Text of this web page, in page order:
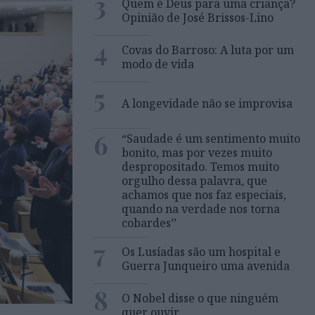
Quem é Deus para uma criança?
Opinião de José Brissos-Lino
4
Covas do Barroso: A luta por um
modo de vida
5 A longevidade não se improvisa
6
“Saudade é um sentimento muito
bonito, mas por vezes muito
despropositado. Temos muito
orgulho dessa palavra, que
achamos que nos faz especiais,
quando na verdade nos torna
cobardes’’
7
Os Lusíadas são um hospital e
Guerra Junqueiro uma avenida
8
O Nobel disse o que ninguém
quer ouvir